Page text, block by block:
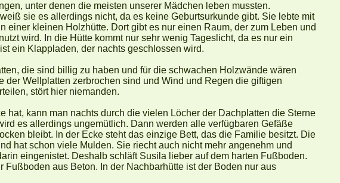
unter denen die meisten unserer Mädchen leben mussten.
sie es allerdings nicht, da es keine Geburtsurkunde gibt. Sie lebte mit
einer kleinen Holzhütte. Dort gibt es nur einen Raum, der zum Leben und
wird. In die Hütte kommt nur sehr wenig Tageslicht, da es nur ein
ein Klappladen, der nachts geschlossen wird.
die sind billig zu haben und für die schwachen Holzwände wären
der Wellplatten zerbrochen sind und Wind und Regen die giftigen
stört hier niemanden.
hat, kann man nachts durch die vielen Löcher der Dachplatten die Sterne
es allerdings ungemütlich. Dann werden alle verfügbaren Gefäße
bleibt. In der Ecke steht das einzige Bett, das die Familie besitzt. Die
hat schon viele Mulden. Sie riecht auch nicht mehr angenehm und
eingenistet. Deshalb schläft Susila lieber auf dem harten Fußboden.
Fußboden aus Beton. In der Nachbarhütte ist der Boden nur aus